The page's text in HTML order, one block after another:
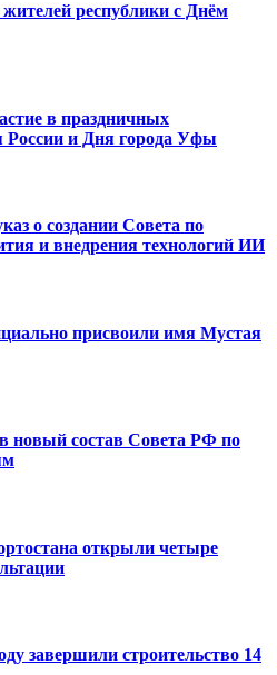
республики с Днём
в праздничных
России и Дня города Уфы
о создании Совета по
и внедрения технологий ИИ
присвоили имя Мустая
новый состав Совета РФ по
открыли четыре
завершили строительство 14